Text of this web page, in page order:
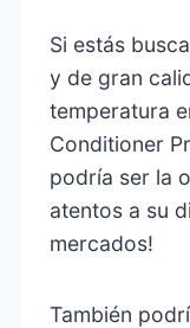
Si estás
y de gran
temperatura
Conditioner
podría ser la
atentos a su
mercados!
También